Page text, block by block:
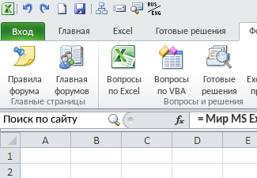
Главная Excel Готовые решения
Правила
форума
Главная
форумов
Главные страницы
Вопросы
по Excel
Вопросы
по VBA
Готовые
решения
Вопросы и решения
= Мир MS